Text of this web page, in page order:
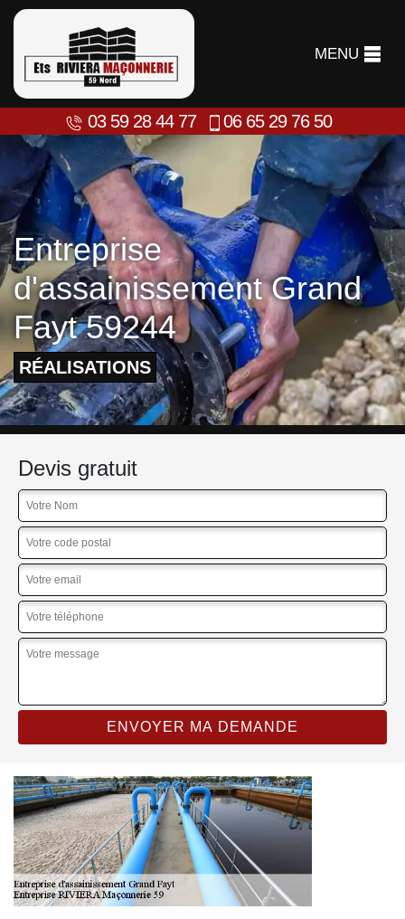
MENU
03 59 28 44 77 06 65 29 76 50
Entreprise
d'assainissement Grand
Fayt 59244
RÉALISATIONS
Devis gratuit